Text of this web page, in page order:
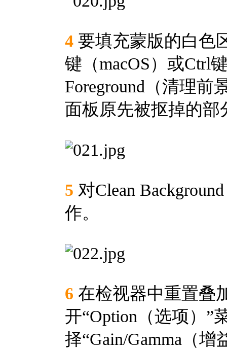
4 要填充蒙版的白色
键（macOS）或Ctrl
Foreground（清理前
面板原先被抠掉的
5 对Clean
作。
6 在检视器中重置叠
开“Option（选项）”
择“Gain/Gamma（